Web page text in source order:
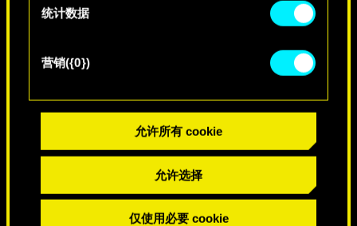
统计数据
营销({0})
允许所有 cookie
允许选择
仅使用必要 cookie
特别生日祝福